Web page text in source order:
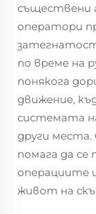
съществени
оператори
по време на
понякога
движение,
системата
други
помага да
операциите
живот на